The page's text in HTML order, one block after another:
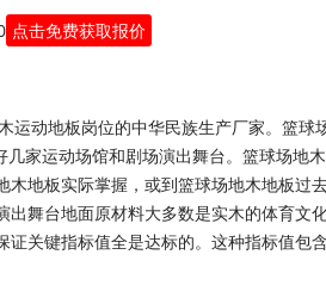
点击免费获取报价
动地板岗位的中华民族生产厂家。篮球
家运动场馆和剧场演出舞台。篮球场地
地板实际掌握，或到篮球场地木地板过
舞台地面原材料大多数是实木的体育文化
关键指标值全是达标的。这种指标值包